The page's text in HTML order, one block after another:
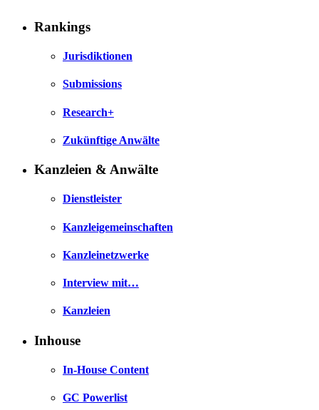
Rankings
Jurisdiktionen
Submissions
Research+
Zukünftige Anwälte
Kanzleien & Anwälte
Dienstleister
Kanzleigemeinschaften
Kanzleinetzwerke
Interview mit…
Kanzleien
Inhouse
In-House Content
GC Powerlist